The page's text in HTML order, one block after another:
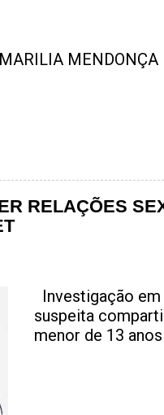
RELAÇÕES
Investigação
suspeita
menor de 13
é acusada de
jovem de 13